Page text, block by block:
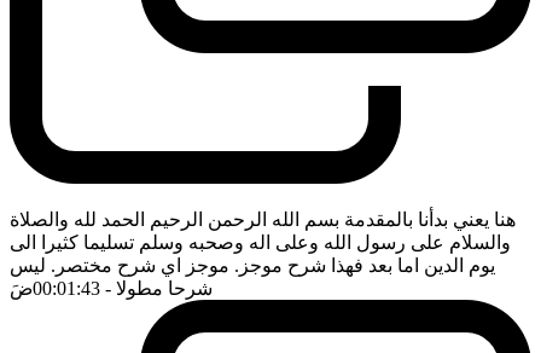
هنا يعني بدأنا بالمقدمة بسم الله الرحمن الرحيم الحمد لله والصلاة
والسلام على رسول الله وعلى اله وصحبه وسلم تسليما كثيرا الى
يوم الدين اما بعد فهذا شرح موجز. موجز اي شرح مختصر. ليس
شرحا مطولا - 00:01:43 ضَ